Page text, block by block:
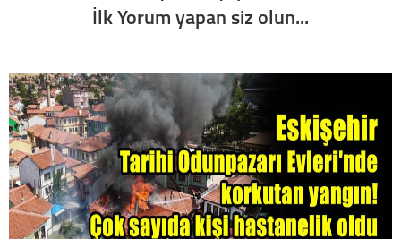
İlk Yorum yapan siz olun...